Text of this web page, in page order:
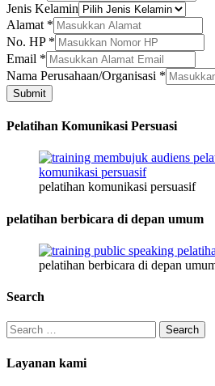
Jenis Kelamin
Alamat *
No. HP *
Email *
Alamat
Nama
Email
Nama Perusahaan/Organisasi *
Submit
Pelatihan Komunikasi Persuasi
pelatihan komunikasi persuasif
pelatihan berbicara di depan umum
pelatihan berbicara di depan
Search
Search
for:
Layanan kami